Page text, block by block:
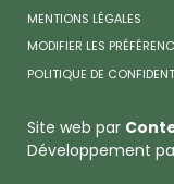
MENTIONS LÉGALES
MODIFIER LES
POLITIQUE DE
Site web par
Développement